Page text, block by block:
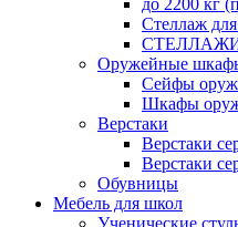
Стеллаж
СТЕЛЛАЖИ
Оружейные
Сейфы
Шкафы
Верстаки
Верстаки
Верстаки
Обувницы
Мебель для школ
Ученические